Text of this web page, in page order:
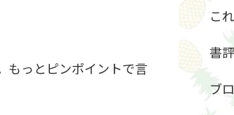
もっとピンポイントで言
こ
書評
ブ